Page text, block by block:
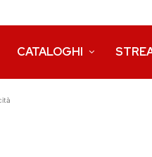
CATALOGHI